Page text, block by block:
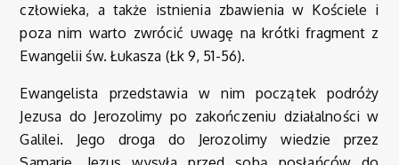
człowieka, a także istnienia zbawienia w Kościele i
poza nim warto zwrócić uwagę na krótki fragment z
Ewangelii św. Łukasza (Łk 9, 51-56).
Ewangelista przedstawia w nim początek podróży
Jezusa do Jerozolimy po zakończeniu działalności w
Galilei. Jego droga do Jerozolimy wiedzie przez